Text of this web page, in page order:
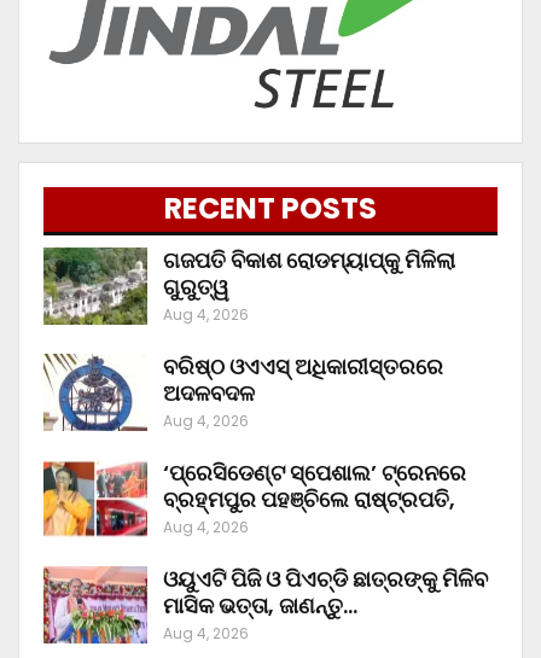
RECENT POSTS
ଗଜପତି ବିକାଶ ରୋଡମ୍ୟାପ୍‌କୁ ମିଳିଲା
ଗୁରୁତ୍ୱ
Aug 4, 2026
ବରିଷ୍ଠ ଓଏଏସ୍‌ ଅଧିକାରୀସ୍ତରରେ
ଅଦଳବଦଳ
Aug 4, 2026
‘ପ୍ରେସିଡେଣ୍ଟ ସ୍ପେଶାଲ’ ଟ୍ରେନରେ
ବ୍ରହ୍ମପୁର ପହଞ୍ଚିଲେ ରାଷ୍ଟ୍ରପତି,
Aug 4, 2026
ଓୟୁଏଟି ପିଜି ଓ ପିଏଚ୍‌ଡି ଛାତ୍ରଙ୍କୁ ମିଳିବ
ମାସିକ ଭତ୍ତା, ଜାଣନ୍ତୁ…
Aug 4, 2026